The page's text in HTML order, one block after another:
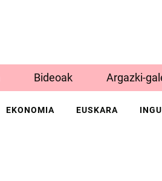
Bideoak Argazki-
EKONOMIA EUSKARA